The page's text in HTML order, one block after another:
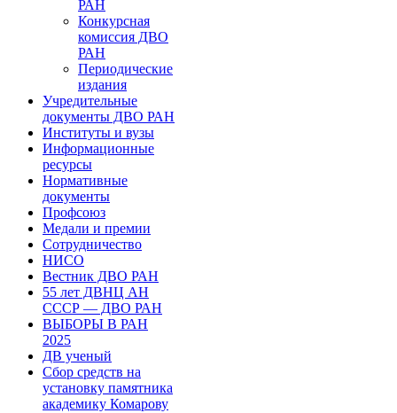
РАН
Конкурсная
комиссия ДВО
РАН
Периодические
издания
Учредительные
документы ДВО РАН
Институты и вузы
Информационные
ресурсы
Нормативные
документы
Профсоюз
Медали и премии
Сотрудничество
НИСО
Вестник ДВО РАН
55 лет ДВНЦ АН
СССР — ДВО РАН
ВЫБОРЫ В РАН
2025
ДВ ученый
Сбор средств на
установку памятника
академику Комарову